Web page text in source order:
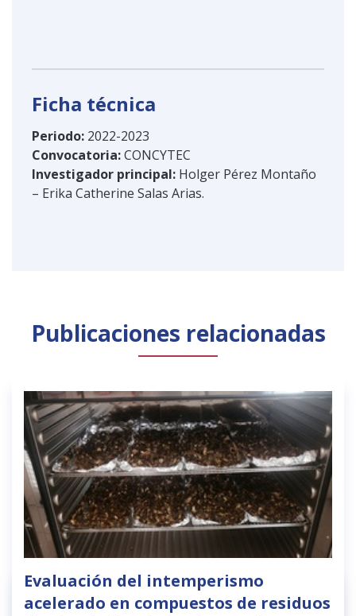
Ficha técnica
Periodo: 2022-2023
Convocatoria:CONCYTEC
Investigador principal: Holger Pérez Montaño
– Erika Catherine Salas Arias.
Publicaciones relacionadas
Evaluación del intemperismo
acelerado en compuestos de residuos